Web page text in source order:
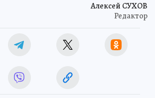
Алексей СУХОВ
Редактор